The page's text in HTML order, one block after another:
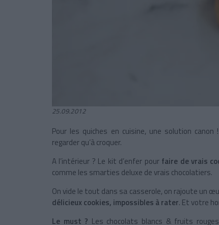
25.09.2012
Pour les quiches en cuisine, une solution canon !
regarder qu’à croquer.
A l’intérieur ? Le kit d’enfer pour faire de vrais
comme les smarties deluxe de vrais chocolatiers.
On vide le tout dans sa casserole, on rajoute un
délicieux cookies, impossibles à rater. Et votre
Le must ? Les chocolats blancs & fruits